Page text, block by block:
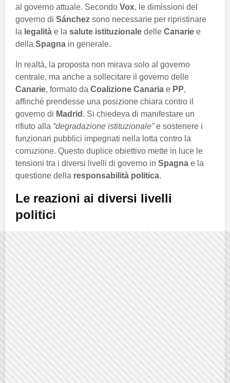
al governo attuale. Secondo Vox, le dimissioni del
governo di Sánchez sono necessarie per ripristinare
la legalità e la salute istituzionale delle Canarie e
della Spagna in generale.
In realtà, la proposta non mirava solo al governo
centrale, ma anche a sollecitare il governo delle
Canarie, formato da Coalizione Canaria e PP,
affinché prendesse una posizione chiara contro il
governo di Madrid . Si chiedeva di manifestare un
rifiuto alla “degradazione istituzionale”e sostenere i
funzionari pubblici impegnati nella lotta contro la
corruzione. Questo duplice obiettivo mette in luce le
tensioni tra i diversi livelli di governo in Spagna e la
questione della responsabilità politica.
Le reazioni ai diversi livelli
politici